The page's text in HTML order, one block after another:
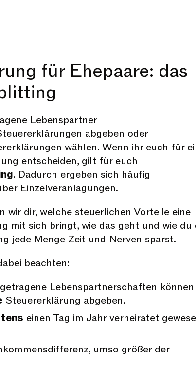
für Ehepaare: das
Lebenspartner
abgeben oder
wählen. Wenn ihr euch für
entscheiden, gilt für euch
. Dadurch ergeben sich häufig
Einzelveranlagungen.
wir dir, welche steuerlichen Vorteile eine
mit sich bringt, wie das geht und wie du
jede Menge Zeit und Nerven sparst.
beachten:
Lebenspartnerschaften können
Steuererklärung abgeben.
einen Tag im Jahr verheiratet
umso größer der